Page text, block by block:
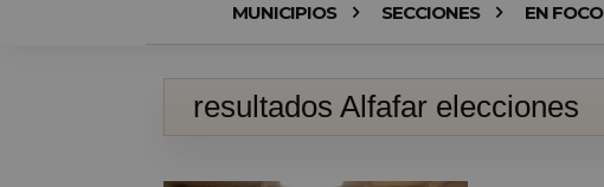
MUNICIPIOS SECCIONES EN FOCO
resultados Alfafar elecciones